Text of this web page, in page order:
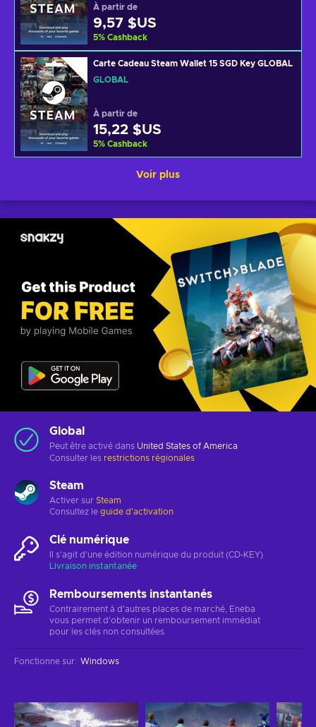
À partir de
9,57 $US
5% Cashback
Carte Cadeau Steam Wallet 15 SGD Key GLOBAL
GLOBAL
À partir de
15,22 $US
5% Cashback
Voir plus
Global
Peut être activé dans United States of America
Consulter les restrictions régionales
Steam
Activer sur Steam
Consultez le guide d'activation
Clé numérique
Il s'agit d'une édition numérique du produit (CD-KEY)
Livraison instantanée
Remboursements instantanés
Contrairement à d'autres places de marché, Eneba
vous permet d'obtenir un remboursement immédiat
pour les clés non consultées.
Fonctionne sur: Windows